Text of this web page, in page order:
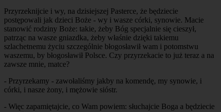
Przyrzeknijcie i wy, na dzisiejszej Pasterce, że będziecie
postępowali jak dzieci Boże - wy i wasze córki, synowie. Macie
stanowić rodziny Boże: takie, żeby Bóg specjalnie się cieszył,
patrząc na wasze gniazdka, żeby właśnie dzięki takiemu
szlachetnemu życiu szczególnie błogosławił wam i potomstwu
waszemu, by błogosławił Polsce. Czy przyrzekacie to już teraz a na
zawsze mnie, matce?
- Przyrzekamy - zawołaliśmy jakby na komendę, my synowie, i
córki, i nasze żony, i mężowie sióstr.
- Więc zapamiętajcie, co Wam powiem: słuchajcie Boga a będziecie